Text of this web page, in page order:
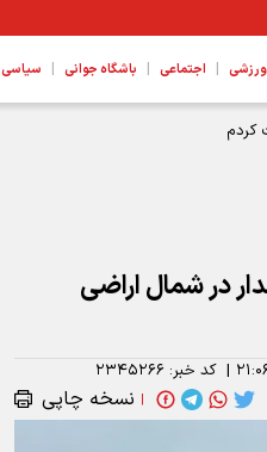
ورزشی | اجتماعی | باشگاه جوانی | سیاسی
کردم
در شمال ‌اراضی
| کد خبر: ۲۳۴۵۲۶۶
| نسخه چاپی